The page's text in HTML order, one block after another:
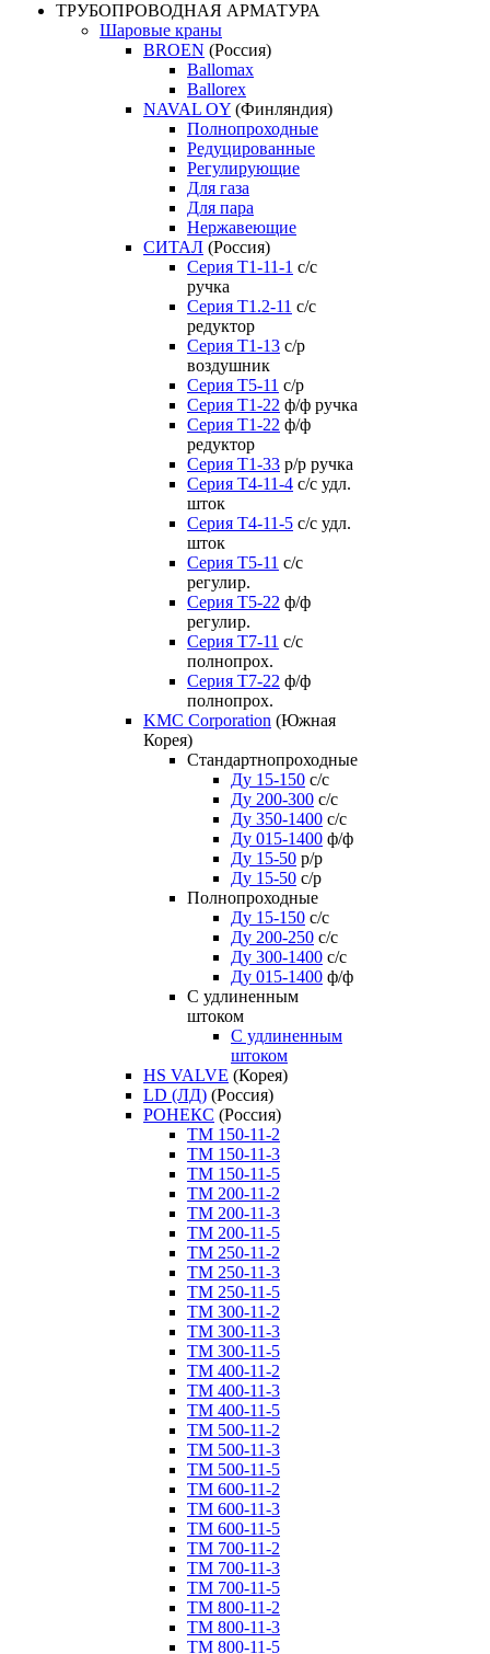
ТРУБОПРОВОДНАЯ АРМАТУРА
Шаровые краны
BROEN (Россия)
Ballomax
Ballorex
NAVAL OY (Финляндия)
Полнопроходные
Редуцированные
Регулирующие
Для газа
Для пара
Нержавеющие
СИТАЛ (Россия)
Серия Т1-11-1 с/с
ручка
Серия Т1.2-11 с/с
редуктор
Серия Т1-13 с/р
воздушник
Серия T5-11 с/р
Серия Т1-22 ф/ф ручка
Серия Т1-22 ф/ф
редуктор
Серия T1-33 р/р ручка
Серия Т4-11-4 с/с удл.
шток
Серия Т4-11-5 с/с удл.
шток
Серия Т5-11 с/с
регулир.
Серия Т5-22 ф/ф
регулир.
Серия Т7-11 с/с
полнопрох.
Серия Т7-22 ф/ф
полнопрох.
KMC Corporation (Южная
Корея)
Стандартнопроходные
Ду 15-150 с/с
Ду 200-300 с/с
Ду 350-1400 с/с
Ду 015-1400 ф/ф
Ду 15-50 р/р
Ду 15-50 с/р
Полнопроходные
Ду 15-150 с/с
Ду 200-250 с/с
Ду 300-1400 с/с
Ду 015-1400 ф/ф
С удлиненным
штоком
C удлиненным
штоком
HS VALVE (Корея)
LD (ЛД) (Россия)
РОНЕКС (Россия)
ТM 150-11-2
ТM 150-11-3
ТM 150-11-5
ТM 200-11-2
ТM 200-11-3
ТM 200-11-5
ТM 250-11-2
ТM 250-11-3
ТM 250-11-5
ТM 300-11-2
ТM 300-11-3
ТM 300-11-5
ТM 400-11-2
ТM 400-11-3
ТM 400-11-5
ТM 500-11-2
ТM 500-11-3
ТM 500-11-5
ТM 600-11-2
ТM 600-11-3
ТM 600-11-5
ТM 700-11-2
ТM 700-11-3
ТM 700-11-5
ТM 800-11-2
ТM 800-11-3
ТM 800-11-5